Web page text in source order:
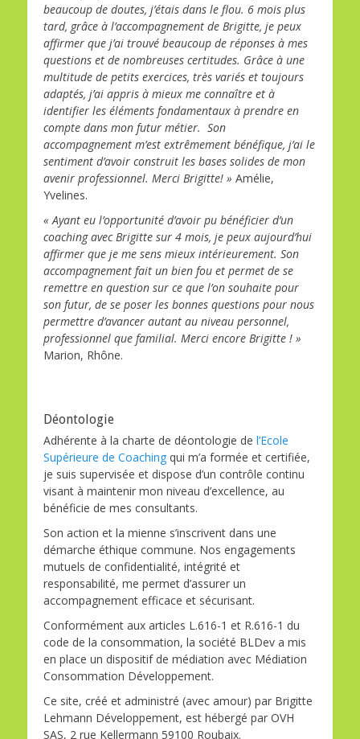
beaucoup de doutes, j’étais dans le flou. 6 mois plus
tard, grâce à l’accompagnement de Brigitte, je peux
affirmer que j’ai trouvé beaucoup de réponses à mes
questions et de nombreuses certitudes. Grâce à une
multitude de petits exercices, très variés et toujours
adaptés, j’ai appris à mieux me connaître et à
identifier les éléments fondamentaux à prendre en
compte dans mon futur métier. Son
accompagnement m’est extrêmement bénéfique, j’ai le
sentiment d’avoir construit les bases solides de mon
avenir professionnel. Merci Brigitte! » Amélie,
Yvelines.
« Ayant eu l’opportunité d’avoir pu bénéficier d’un
coaching avec Brigitte sur 4 mois, je peux aujourd’hui
affirmer que je me sens mieux intérieurement. Son
accompagnement fait un bien fou et permet de se
remettre en question sur ce que l’on souhaite pour
son futur, de se poser les bonnes questions pour nous
permettre d’avancer autant au niveau personnel,
professionnel que familial. Merci encore Brigitte ! »
Marion, Rhône.
Déontologie
Adhérente à la charte de déontologie de l’Ecole
Supérieure de Coaching qui m’a formée et certifiée,
je suis supervisée et dispose d’un contrôle continu
visant à maintenir mon niveau d’excellence, au
bénéficie de mes consultants.
Son action et la mienne s’inscrivent dans une
démarche éthique commune. Nos engagements
mutuels de confidentialité, intégrité et
responsabilité, me permet d’assurer un
accompagnement efficace et sécurisant.
Conformément aux articles L.616-1 et R.616-1 du
code de la consommation, la société BLDev a mis
en place un dispositif de médiation avec Médiation
Consommation Développement.
Ce site, créé et administré (avec amour) par Brigitte
Lehmann Développement, est hébergé par OVH
SAS, 2 rue Kellermann 59100 Roubaix.